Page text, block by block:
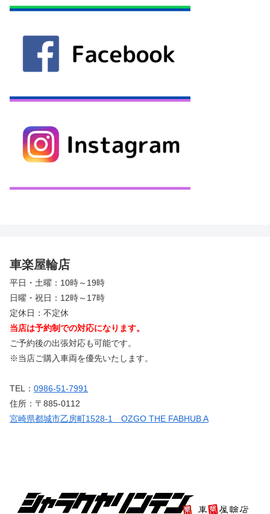
車楽屋輪店
平日・土曜：10時～19時
日曜・祝日：12時～17時
定休日：不定休
当店は予約制での対応になります。
ご予約後の出張対応も可能です。
※当店ご購入車両を優先いたします。
TEL： 0986-51-7991
住所：〒885-0112
宮崎県都城市乙房町1528-1 OZGO THE FABHUB A